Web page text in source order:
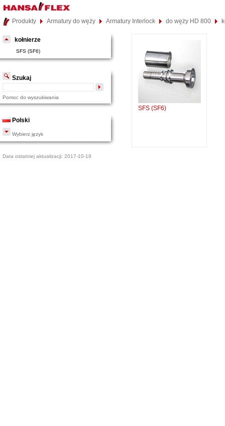
Produkty Armatury do węży Armatury Interlock do węży HD 800
kołnierze
SFS (SF6)
Szukaj
Pomoc do wyszukiwania
Polski
Wybierz język
Data ostatniej aktualizacji: 2017-10-19
SFS (SF6)